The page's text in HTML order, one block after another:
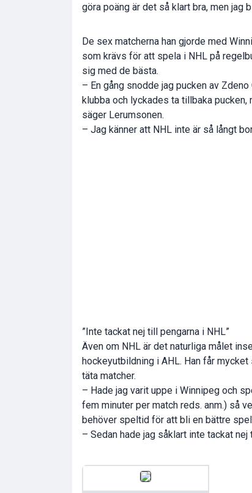
göra poäng är det så klart bra, men jag
De sex matcherna han gjorde med
som krävs för att spela i NHL på
sig med de bästa.
– En gång snodde jag pucken av
klubba och lyckades ta tillbaka pucken,
säger Lerumsonen.
– Jag känner att NHL inte är så långt
”Inte tackat nej till pengarna i NHL”
Även om NHL är det naturliga målet
hockeyutbildning i AHL. Han får
täta matcher.
– Hade jag varit uppe i Winnipeg och
fem minuter per match reds. anm.) så
behöver speltid för att bli en bättre
– Sedan hade jag såklart inte tackat